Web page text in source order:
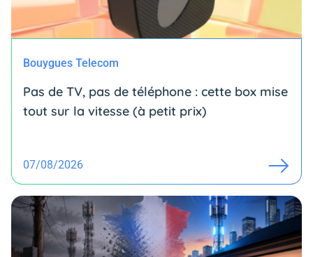
Bouygues Telecom
Pas de TV, pas de téléphone : cette box mise
tout sur la vitesse (à petit prix)
07/08/2026